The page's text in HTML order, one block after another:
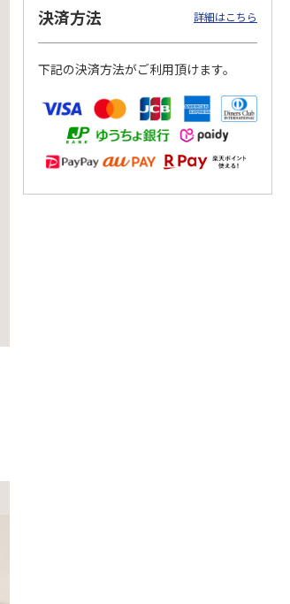
決済方法 詳細はこちら
下記の決済方法がご利用頂けます。